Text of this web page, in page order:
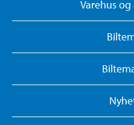
Varehus